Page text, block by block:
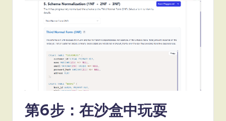
第6步：在沙盒中玩耍